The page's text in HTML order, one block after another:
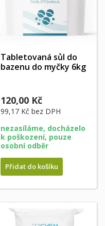
Tabletovaná sůl do
bazenu do myčky 6kg
120,00 Kč
99,17 Kč bez DPH
nezasíláme, docházelo
k poškození, pouze
osobní odběr
Přidat do košíku